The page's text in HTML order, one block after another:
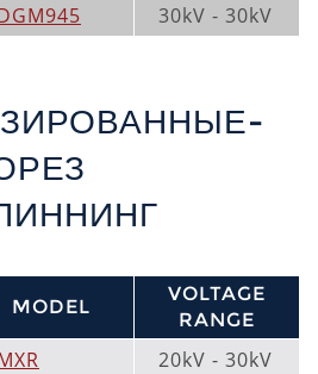
30kV - 30kV
MODEL
VOLTAGE
RANGE
20kV - 30kV